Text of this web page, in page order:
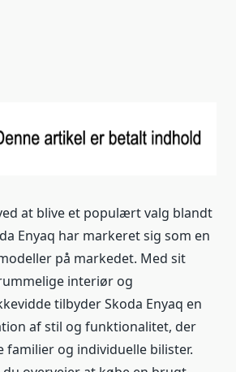
at blive et populært valg blandt
Enyaq har markeret sig som en
på markedet. Med sit
interiør og
tilbyder Skoda Enyaq en
af stil og funktionalitet, der
familier og individuelle bilister.